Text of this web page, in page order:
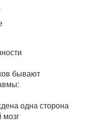
бывают
одна сторона
мозг